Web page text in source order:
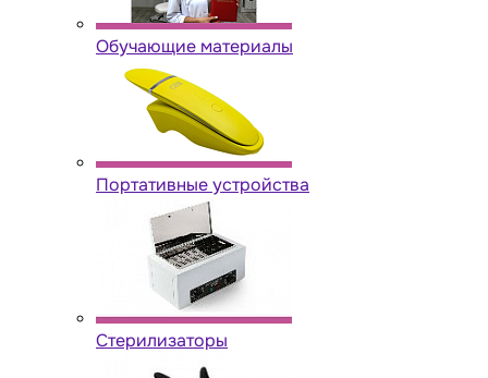
Обучающие материалы
Портативные устройства
Стерилизаторы